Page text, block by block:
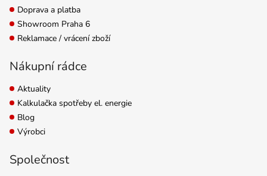
Doprava a platba
Showroom Praha 6
Reklamace / vrácení zboží
Nákupní rádce
Aktuality
Kalkulačka spotřeby el. energie
Blog
Výrobci
Společnost